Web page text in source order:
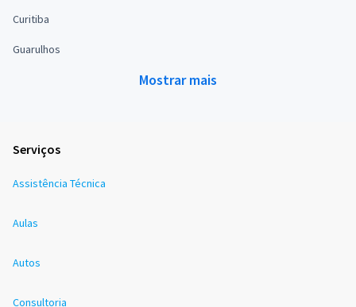
Curitiba
Guarulhos
Mostrar mais
Serviços
Assistência Técnica
Aulas
Autos
Consultoria